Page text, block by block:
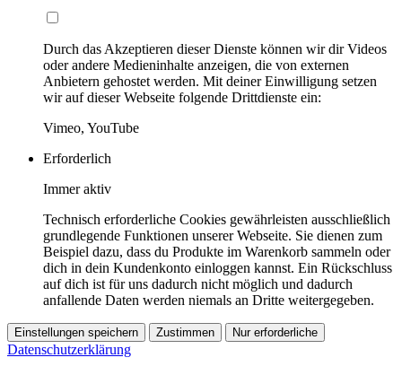
Durch das Akzeptieren dieser Dienste können wir dir Videos
oder andere Medieninhalte anzeigen, die von externen
Anbietern gehostet werden. Mit deiner Einwilligung setzen
wir auf dieser Webseite folgende Drittdienste ein:
Vimeo, YouTube
Erforderlich
Immer aktiv
Technisch erforderliche Cookies gewährleisten ausschließlich
grundlegende Funktionen unserer Webseite. Sie dienen zum
Beispiel dazu, dass du Produkte im Warenkorb sammeln oder
dich in dein Kundenkonto einloggen kannst. Ein Rückschluss
auf dich ist für uns dadurch nicht möglich und dadurch
anfallende Daten werden niemals an Dritte weitergegeben.
Einstellungen speichern Zustimmen Nur erforderliche
Datenschutzerklärung